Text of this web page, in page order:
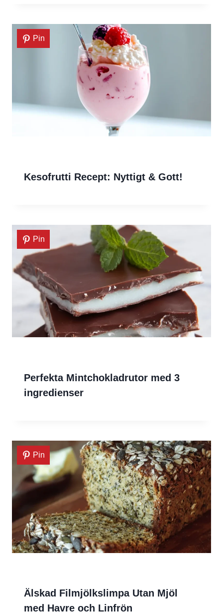
Pin
Kesofrutti Recept: Nyttigt & Gott!
Pin
Perfekta Mintchokladrutor med 3
ingredienser
Pin
Älskad Filmjölkslimpa Utan Mjöl
med Havre och Linfrön